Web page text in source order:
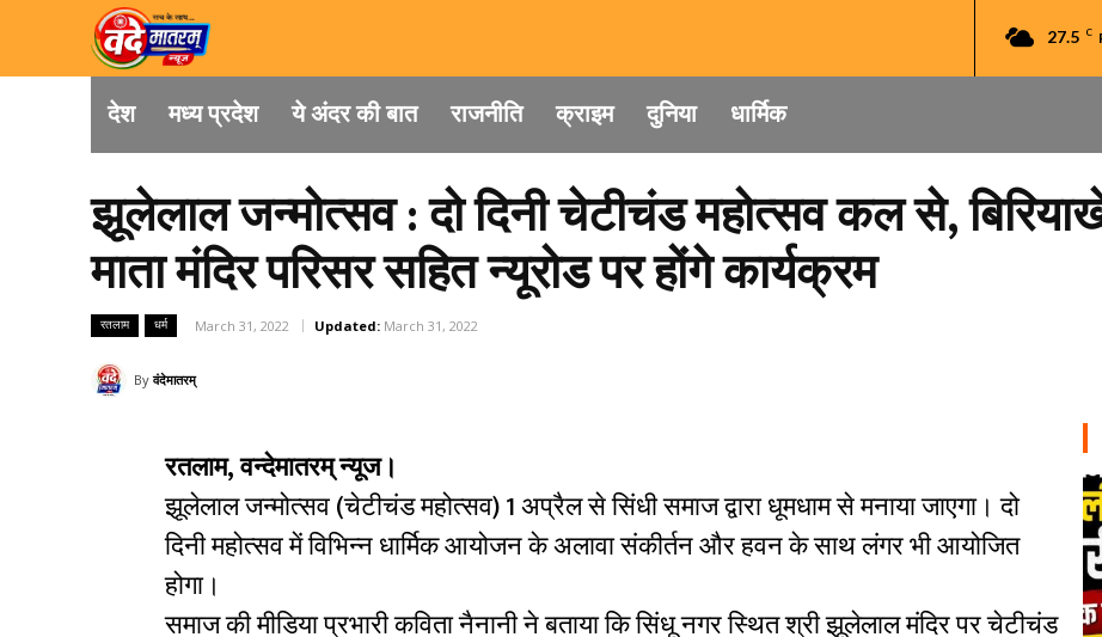
27.5 C
देश मध्य प्रदेश ये अंदर की बात राजनीति क्राइम दुनिया धार्मिक
झूलेलाल जन्मोत्सव : दो दिनी चेटीचंड महोत्सव कल से,
माता मंदिर परिसर सहित न्यूरोड पर होंगे कार्यक्रम
रतलाम धर्म March 31, 2022 Updated: March 31, 2022
By वंदेमातरम्
रतलाम, वन्देमातरम् न्यूज।
झूलेलाल जन्मोत्सव (चेटीचंड महोत्सव) 1 अप्रैल से सिंधी समाज द्वारा धूमधाम से मनाया जाएगा। दो
दिनी महोत्सव में विभिन्न धार्मिक आयोजन के अलावा संकीर्तन और हवन के साथ लंगर भी आयोजित
होगा।
समाज की मीडिया प्रभारी कविता नैनानी ने बताया कि सिंधू नगर स्थित श्री झूलेलाल मंदिर पर चेटीचंड